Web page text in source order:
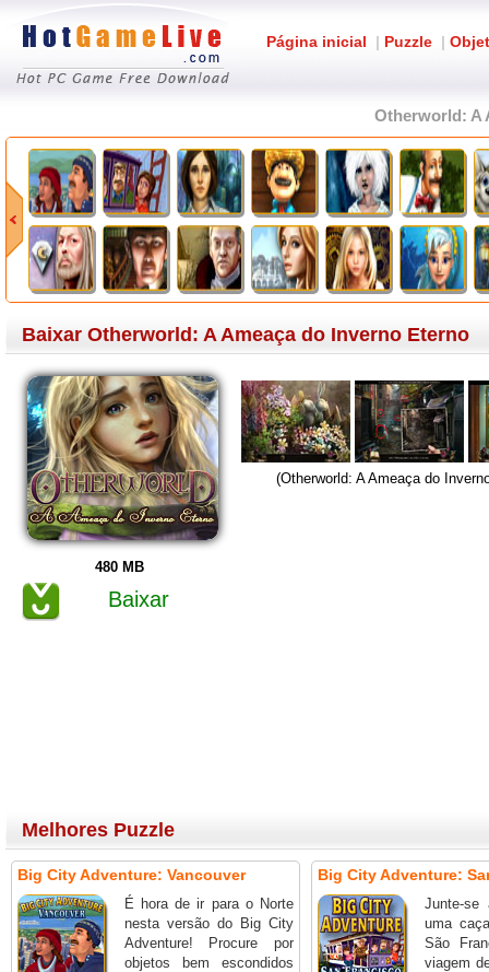
Página inicial | Puzzle |
Otherworld: A
Baixar Otherworld: A Ameaça do Inverno Eterno
480 MB
Baixar
(Otherworld: A Ameaça do
Melhores Puzzle
Big City Adventure: Vancouver
É hora de ir para o Norte
nesta versão do Big City
Adventure! Procure por
objetos bem escondidos
Big City Adventure:
Junte-
uma
São
viagem